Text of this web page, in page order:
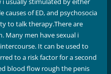
of ED, and psychosocia
to talk therapy.There are
Many men have sexual i
It can be used to
to a risk factor for a second
blood flow rough the penis